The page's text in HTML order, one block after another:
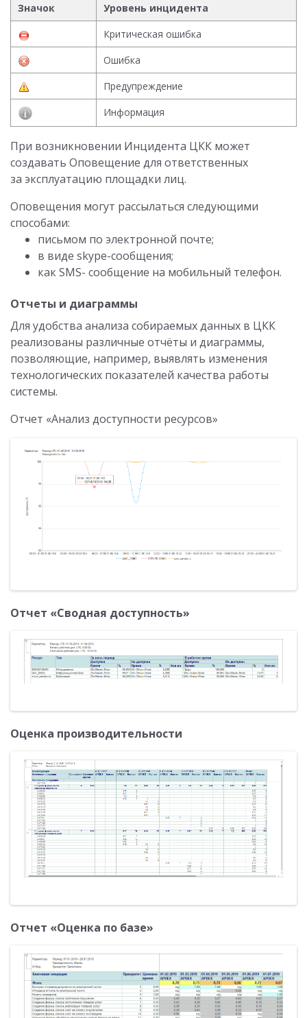
Значок
Уровень инцидента
Критическая ошибка
Ошибка
Предупреждение
Информация
При возникновении Инцидента ЦКК может
создавать Оповещение для ответственных
за эксплуатацию площадки лиц.
Оповещения могут рассылаться следующими
способами:
письмом по электронной почте;
в виде skype-сообщения;
как SMS- сообщение на мобильный телефон.
Отчеты и диаграммы
Для удобства анализа собираемых данных в ЦКК
реализованы различные отчёты и диаграммы,
позволяющие, например, выявлять изменения
технологических показателей качества работы
системы.
Отчет «Анализ доступности ресурсов»
Отчет «Сводная доступность»
Оценка производительности
Отчет «Оценка по базе»